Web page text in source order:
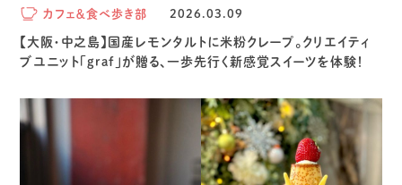
カフェ＆食べ歩き部 2026.03.09
【大阪・中之島】国産レモンタルトに米粉クレープ。クリエイティ
ブユニット「graf」が贈る、一歩先行く新感覚スイーツを体験！